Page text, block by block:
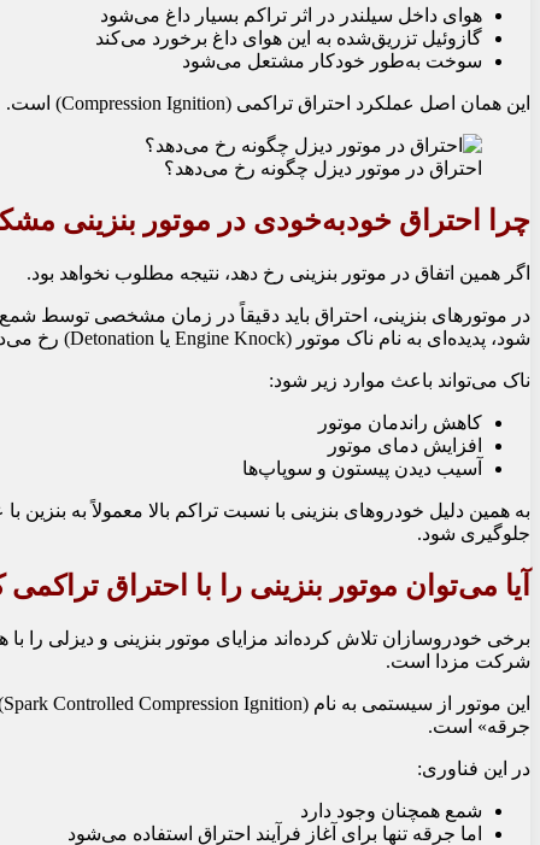
هوای داخل سیلندر در اثر تراکم بسیار داغ می‌شود
گازوئیل تزریق‌شده به این هوای داغ برخورد می‌کند
سوخت به‌طور خودکار مشتعل می‌شود
این همان اصل عملکرد احتراق تراکمی (Compression Ignition) است.
احتراق در موتور دیزل چگونه رخ می‌دهد؟
چرا احتراق خودبه‌خودی در موتور بنزینی
اگر همین اتفاق در موتور بنزینی رخ دهد، نتیجه مطلوب نخواهد بود.
در موتورهای بنزینی، احتراق باید دقیقاً در زمان مشخصی توسط
شود، پدیده‌ای به نام ناک موتور (Engine Knock یا Detonation) رخ می‌دهد.
ناک می‌تواند باعث موارد زیر شود:
کاهش راندمان موتور
افزایش دمای موتور
آسیب دیدن پیستون و سوپاپ‌ها
جلوگیری شود.
آیا می‌توان موتور بنزینی را با احتراق
شرکت مزدا است.
جرقه» است.
در این فناوری:
شمع همچنان وجود دارد
اما جرقه تنها برای آغاز فرآیند احتراق استفاده می‌شود